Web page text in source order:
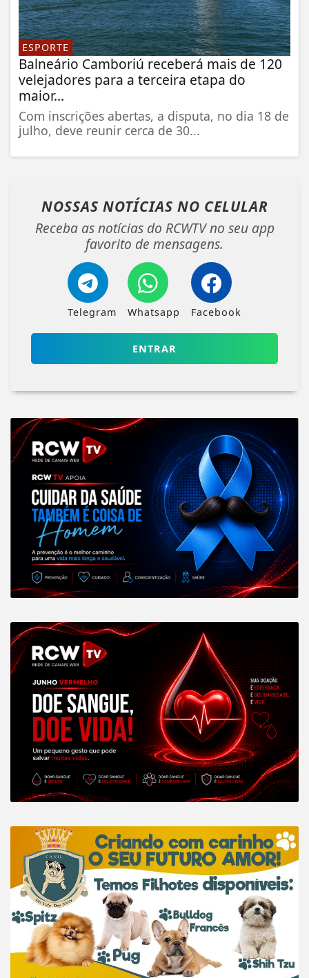
ESPORTE
Balneário Camboriú receberá mais de 120
velejadores para a terceira etapa do
maior...
Com inscrições abertas, a disputa, no dia 18 de
julho, deve reunir cerca de 30...
NOSSAS NOTÍCIAS NO CELULAR
Receba as notícias do RCWTV no seu app
favorito de mensagens.
Telegram Whatsapp Facebook
ENTRAR